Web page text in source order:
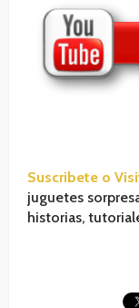
Suscribete o
juguetes
historias,